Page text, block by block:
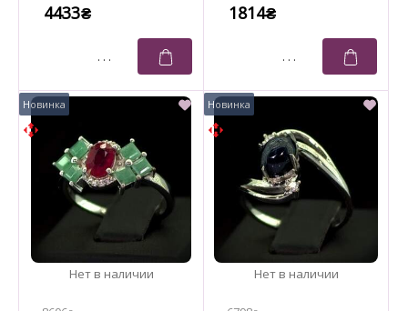
4433₴ 1814₴